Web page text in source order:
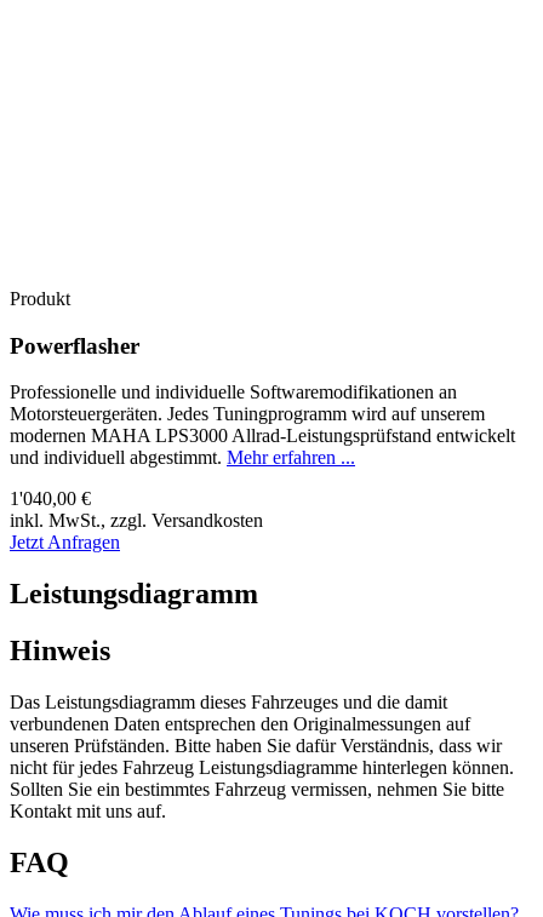
Produkt
Powerflasher
Professionelle und individuelle Softwaremodifikationen an
Motorsteuergeräten. Jedes Tuningprogramm wird auf unserem
modernen MAHA LPS3000 Allrad-Leistungsprüfstand entwickelt
und individuell abgestimmt. Mehr erfahren ...
1'040,00 €
inkl. MwSt., zzgl. Versandkosten
Jetzt Anfragen
Leistungsdiagramm
Hinweis
Das Leistungsdiagramm dieses Fahrzeuges und die damit
verbundenen Daten entsprechen den Originalmessungen auf
unseren Prüfständen. Bitte haben Sie dafür Verständnis, dass wir
nicht für jedes Fahrzeug Leistungsdiagramme hinterlegen können.
Sollten Sie ein bestimmtes Fahrzeug vermissen, nehmen Sie bitte
Kontakt mit uns auf.
FAQ